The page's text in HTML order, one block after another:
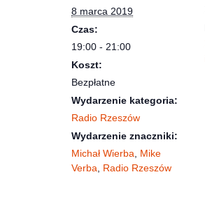
8 marca 2019
Czas:
19:00 - 21:00
Koszt:
Bezpłatne
Wydarzenie kategoria:
Radio Rzeszów
Wydarzenie znaczniki:
Michał Wierba
Mike
Verba
Radio Rzeszów